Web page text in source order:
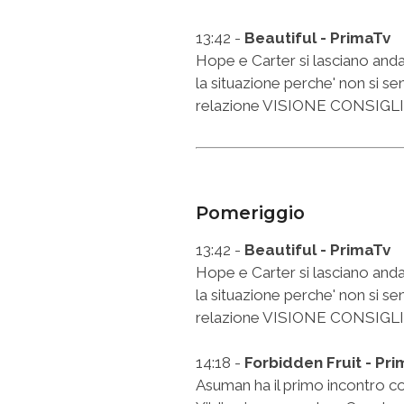
13:42 - Beautiful - PrimaTv
Hope e Carter si lasciano
la situazione perche' non si
relazione VISIONE
Pomeriggio
13:42 - Beautiful - PrimaTv
Hope e Carter si lasciano
la situazione perche' non si
relazione VISIONE
14:18 - Forbidden Fruit -
Asuman ha il primo incontro